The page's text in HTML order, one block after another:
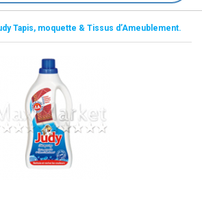
S)
Tapis, moquette & Tissus d’Ameublement.